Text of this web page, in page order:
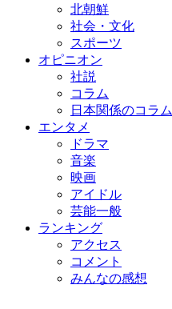
北朝鮮
社会・文化
スポーツ
オピニオン
社説
コラム
日本関係のコラム
エンタメ
ドラマ
音楽
映画
アイドル
芸能一般
ランキング
アクセス
コメント
みんなの感想